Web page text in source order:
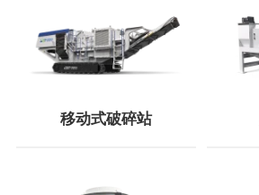
移动式破碎站